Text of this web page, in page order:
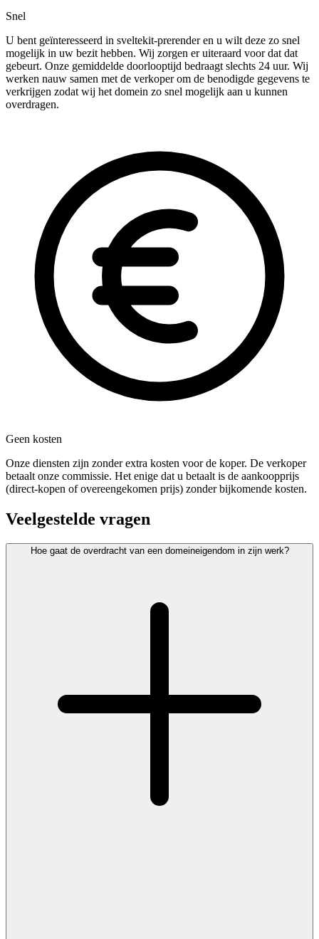
Snel
U bent geïnteresseerd in sveltekit-prerender en u wilt deze zo snel
mogelijk in uw bezit hebben. Wij zorgen er uiteraard voor dat dat
gebeurt. Onze gemiddelde doorlooptijd bedraagt slechts 24 uur. Wij
werken nauw samen met de verkoper om de benodigde gegevens te
verkrijgen zodat wij het domein zo snel mogelijk aan u kunnen
overdragen.
Geen kosten
Onze diensten zijn zonder extra kosten voor de koper. De verkoper
betaalt onze commissie. Het enige dat u betaalt is de aankoopprijs
(direct-kopen of overeengekomen prijs) zonder bijkomende kosten.
Veelgestelde vragen
Hoe gaat de overdracht van een domeineigendom in zijn werk?